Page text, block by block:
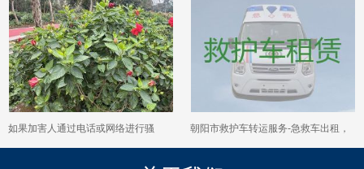
如果加害人通过电话或网络进行骚
扰，保护令能起到约束作用吗？
朝阳市救护车转运服务-急救车出租，
24小时随叫随到